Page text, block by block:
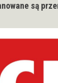
są